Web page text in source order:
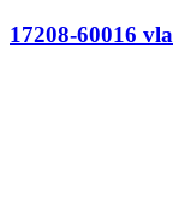
17208-60016